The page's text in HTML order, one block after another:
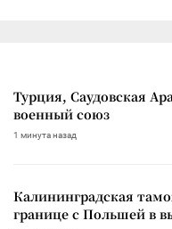
Турция, Саудовская
военный союз
1 минута назад
Калининградская
границе с Польшей в